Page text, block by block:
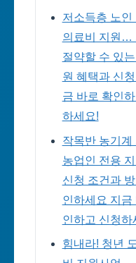
저소득층 노인
의료비 지원…
절약할 수 있는
원 혜택과 신청
금 바로 확인
하세요!
작목반 농기
농업인 전용
신청 조건과
인하세요 지금
인하고 신청하
힘내라! 청년